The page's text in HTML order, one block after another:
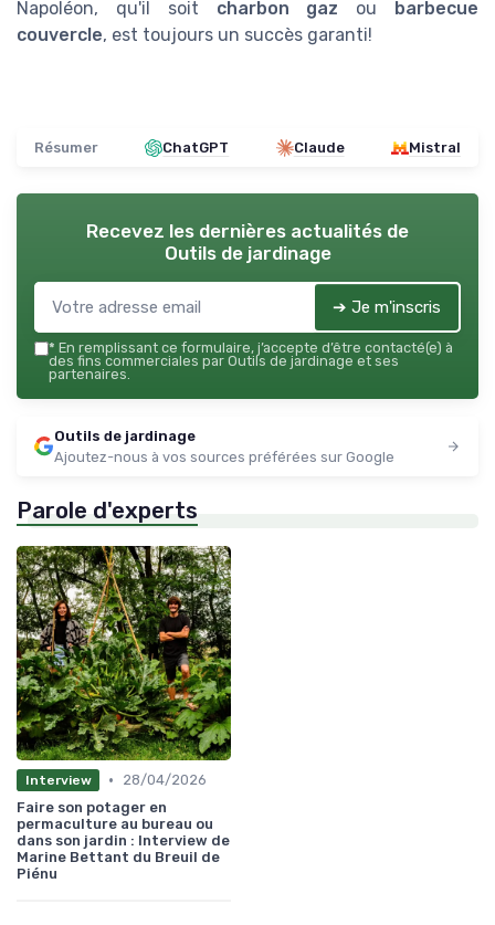
Napoléon, qu'il soit charbon gaz ou barbecue
couvercle, est toujours un succès garanti!
Résumer ChatGPT Claude Mistral
Recevez les dernières actualités de
Outils de jardinage
➔ Je m'inscris
* En remplissant ce formulaire, j’accepte d’être contacté(e) à
des fins commerciales par Outils de jardinage et ses
partenaires.
Outils de jardinage
Ajoutez-nous à vos sources préférées sur Google
Parole d'experts
Interview •
28/04/2026
Faire son potager en
permaculture au bureau ou
dans son jardin : Interview de
Marine Bettant du Breuil de
Piénu